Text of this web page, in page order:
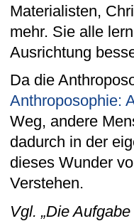
Materialisten,
mehr. Sie alle
Ausrichtung
Da die
Anthroposophie:
Weg, andere
dadurch in der
dieses Wunder
Verstehen.
Vgl. „Die